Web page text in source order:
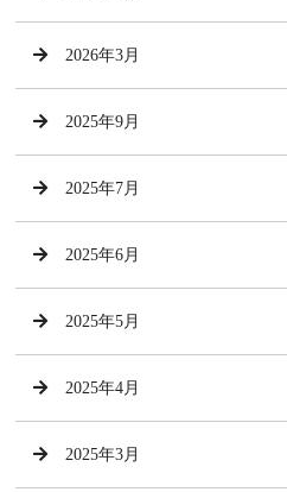
2026年3月
2025年9月
2025年7月
2025年6月
2025年5月
2025年4月
2025年3月